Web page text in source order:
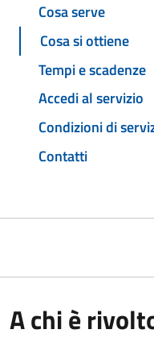
Cosa serve
Cosa si ottiene
Tempi e scadenze
Accedi al servizio
Condizioni di
Contatti
A chi è